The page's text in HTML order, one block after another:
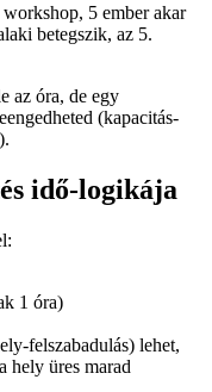
5 ember akar
betegszik, az 5.
az óra, de egy
(kapacitás-
idő-logikája
1 óra)
felszabadulás) lehet,
hely üres marad